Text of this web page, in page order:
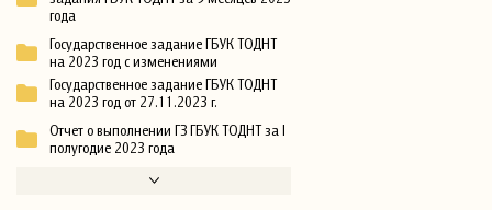
года
Государственное задание ГБУК ТОДНТ
на 2023 год с изменениями
Государственное задание ГБУК ТОДНТ
на 2023 год от 27.11.2023 г.
Отчет о выполнении ГЗ ГБУК ТОДНТ за I
полугодие 2023 года